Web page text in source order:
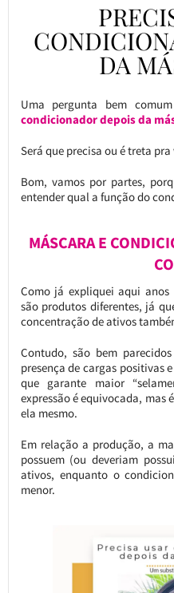
DA
Uma pergunta bem
condicionador depois da
Será que precisa ou é treta
Bom, vamos por partes,
entender qual a função do
MÁSCARA E
Como já expliquei aqui
são produtos diferentes, já
concentração de ativos
Contudo, são bem
presença de cargas positivas
que garante maior
expressão é equivocada, mas
ela mesmo.
Em relação a produção, a
possuem (ou deveriam
ativos, enquanto o
menor.